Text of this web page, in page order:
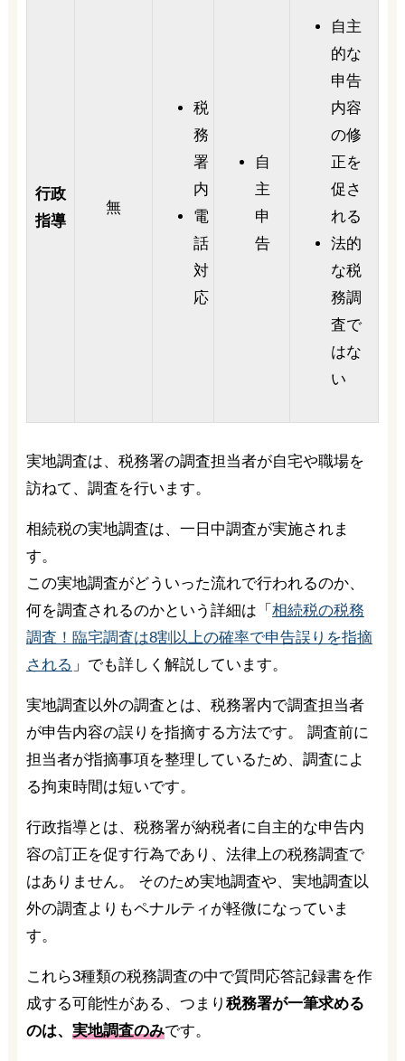
行政
指導
無
税
務
署
内
電
話
対
応
自
主
申
告
自主
的な
申告
内容
の修
正を
促さ
れる
法的
な税
務調
査で
はな
い
実地調査は、税務署の調査担当者が自宅や職場を
訪ねて、調査を行います。
相続税の実地調査は、一日中調査が実施されま
す。
この実地調査がどういった流れで行われるのか、
何を調査されるのかという詳細は「 相続税の税務
調査！臨宅調査は8割以上の確率で申告誤りを指摘
される 」でも詳しく解説しています。
実地調査以外の調査とは、税務署内で調査担当者
が申告内容の誤りを指摘する方法です。 調査前に
担当者が指摘事項を整理しているため、調査によ
る拘束時間は短いです。
行政指導とは、税務署が納税者に自主的な申告内
容の訂正を促す行為であり、法律上の税務調査で
はありません。 そのため実地調査や、実地調査以
外の調査よりもペナルティが軽微になっていま
す。
これら3種類の税務調査の中で質問応答記録書を作
成する可能性がある、つまり 税務署が一筆求める
のは、 実地調査のみです。